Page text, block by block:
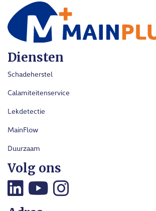
Diensten
Schadeherstel
Calamiteitenservice
Lekdetectie
MainFlow
Duurzaam
Volg ons